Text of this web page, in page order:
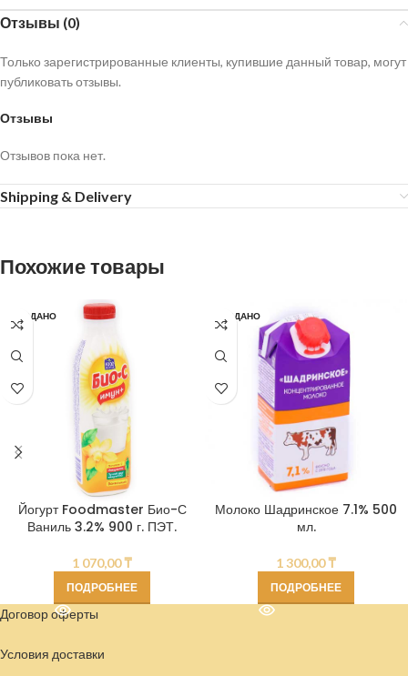
Отзывы (0)
Отзывы
Отзывов пока нет.
Только зарегистрированные клиенты, купившие данный товар, могут
публиковать отзывы.
Shipping & Delivery
Похожие товары
ПРОДАНО
Йогурт Foodmaster Био-С
Ваниль 3.2% 900 г. ПЭТ.
1 070,00₸
ПОДРОБНЕЕ
ПРОДАНО
Молоко Шадринское 7.1% 500
мл.
1 300,00₸
ПОДРОБНЕЕ
Договор оферты
Условия доставки